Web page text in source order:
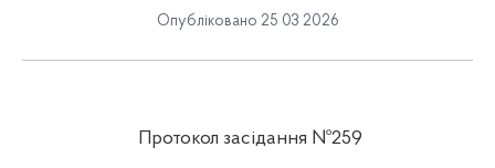
Опубліковано 25 03 2026
Протокол засідання №259